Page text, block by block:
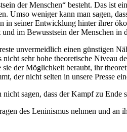
der Menschen“ besteht. Das ist
Umso weniger kann man sagen,
in seiner Entwicklung hinter ihrer
im Bewusstsein der Menschen
unvermeidlich einen günstigen
sehr hohe theoretische Niveau
der Möglichkeit beraubt, ihr
der nicht selten in unsere Presse
sagen, dass der Kampf zu
des Leninismus nehmen und an